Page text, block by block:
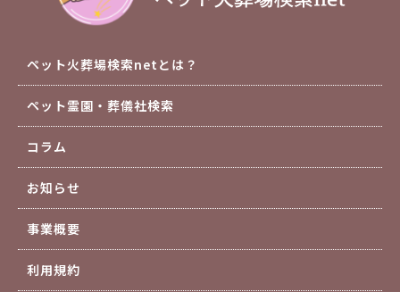
ペット火葬場検索netとは？
ペット霊園・葬儀社検索
コラム
お知らせ
事業概要
利用規約